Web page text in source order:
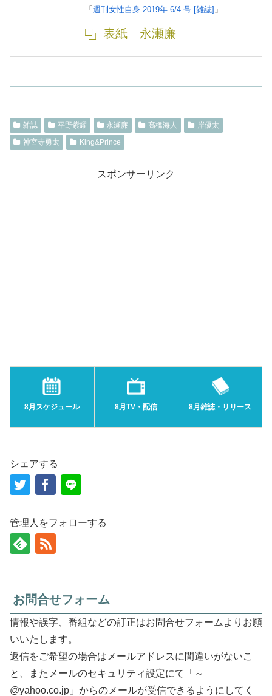
「 週刊女性自身 2019年 6/4 号 [雑誌] 」
表紙 永瀬廉
雑誌 平野紫耀 永瀬廉 髙橋海人
岸優太
神宮寺勇太
King&Prince
スポンサーリンク
8月スケジュール 8月TV・配信 8月雑誌・リリース
シェアする
管理人をフォローする
お問合せフォーム
情報や誤字、番組などの訂正はお問合せフォームよりお願
いいたします。
返信をご希望の場合はメールアドレスに間違いがないこ
と、またメールのセキュリティ設定にて「～
@yahoo.co.jp」からのメールが受信できるようにしてく